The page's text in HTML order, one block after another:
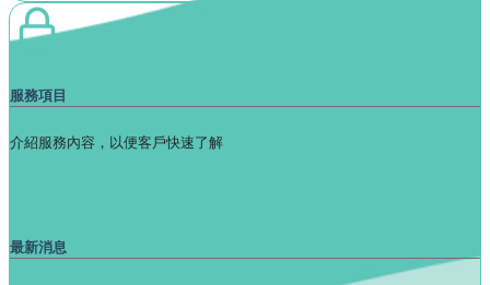
服務項目
介紹服務內容，以便客戶快速了解
最新消息